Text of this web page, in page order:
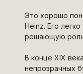
Это хорошо
Heinz. Его
решающую роль
В конце XIX
непрозрачных